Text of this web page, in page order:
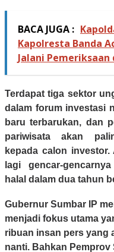
BACA JUGA :
Kapolresta Banda
Jalani Pemeriksaan
Terdapat tiga sektor
dalam forum investasi
baru terbarukan, dan
pariwisata akan
kepada calon
lagi gencar-
halal dalam dua tahun
Gubernur Sumbar IP
menjadi fokus utama
ribuan insan pers yang
nanti. Bahkan